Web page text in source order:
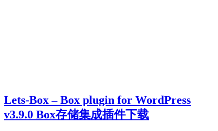
Lets-Box – Box plugin for WordPress
v3.9.0 Box存储集成插件下载